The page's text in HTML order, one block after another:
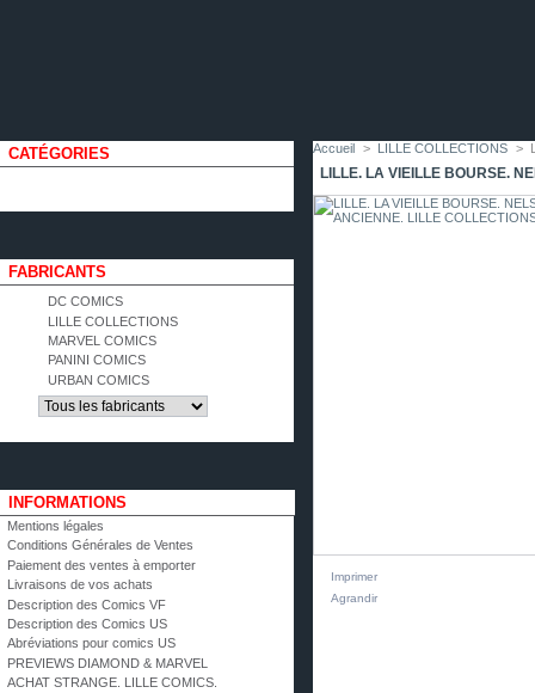
CATÉGORIES
FABRICANTS
DC COMICS
LILLE COLLECTIONS
MARVEL COMICS
PANINI COMICS
URBAN COMICS
INFORMATIONS
Mentions légales
Conditions Générales de Ventes
Paiement des ventes à emporter
Livraisons de vos achats
Description des Comics VF
Description des Comics US
Abréviations pour comics US
PREVIEWS DIAMOND & MARVEL
ACHAT STRANGE. LILLE COMICS.
Accueil > LILLE COLLECTIONS >
LILLE. LA VIEILLE BOURSE.
Imprimer
Agrandir